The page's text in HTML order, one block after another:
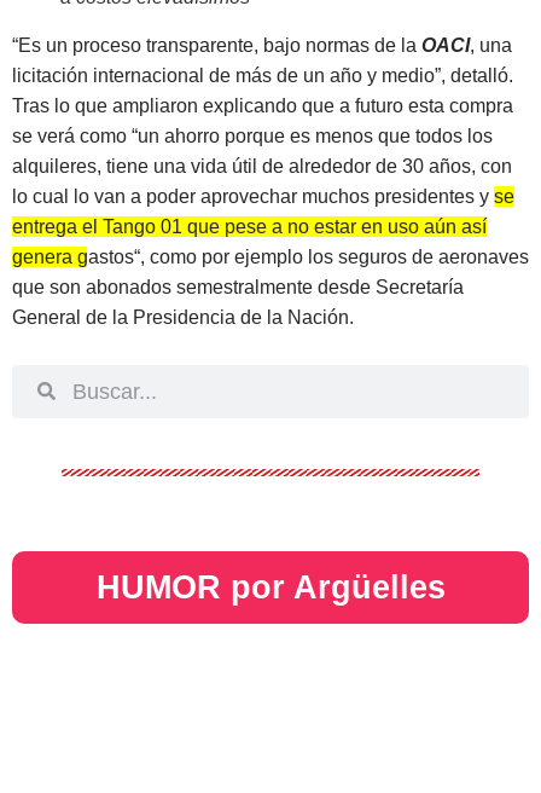
“Es un proceso transparente, bajo normas de la OACI, una
licitación internacional de más de un año y medio”, detalló.
Tras lo que ampliaron explicando que a futuro esta compra
se verá como “un ahorro porque es menos que todos los
alquileres, tiene una vida útil de alrededor de 30 años, con
lo cual lo van a poder aprovechar muchos presidentes y se
entrega el Tango 01 que pese a no estar en uso aún así
genera gastos“, como por ejemplo los seguros de aeronaves
que son abonados semestralmente desde Secretaría
General de la Presidencia de la Nación.
HUMOR por Argüelles​